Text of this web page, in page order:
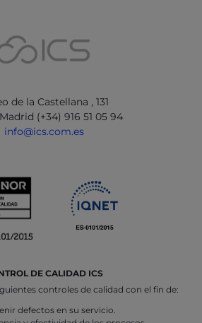
de la Castellana , 131
(+34) 916 51 05 94
info@ics.com.es
DE CALIDAD ICS
controles de calidad con el fin de:
defectos en su servicio.